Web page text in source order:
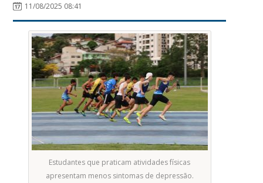
11/08/2025 08:41
Estudantes que praticam atividades físicas
apresentam menos sintomas de depressão.